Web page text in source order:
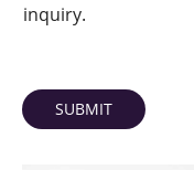
inquiry.
SUBMIT